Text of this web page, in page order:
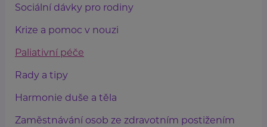
Sociální dávky pro rodiny
Krize a pomoc v nouzi
Paliativní péče
Rady a tipy
Harmonie duše a těla
Zaměstnávání osob ze zdravotním postižením